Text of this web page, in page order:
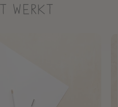
werkt